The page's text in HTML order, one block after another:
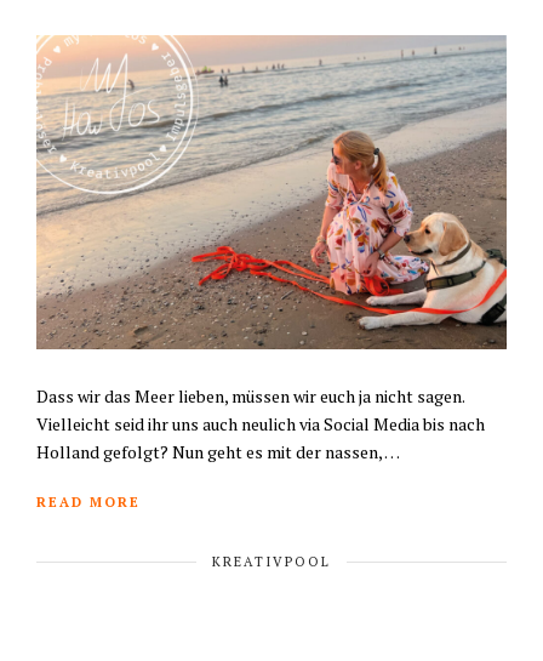
Dass wir das Meer lieben, müssen wir euch ja nicht sagen.
Vielleicht seid ihr uns auch neulich via Social Media bis nach
Holland gefolgt? Nun geht es mit der nassen, …
READ MORE
KREATIVPOOL